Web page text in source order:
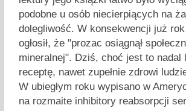
podobne u osób niecierpiących na
dolegliwość. W konsekwencji już
ogłosił, że "prozac osiągnął
mineralnej". Dziś, choć jest to nadal
receptę, nawet zupełnie zdrowi
W ubiegłym roku wypisano w
na rozmaite inhibitory reabsorpcji